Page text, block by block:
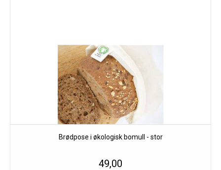
Brødpose i økologisk bomull - stor
49,00